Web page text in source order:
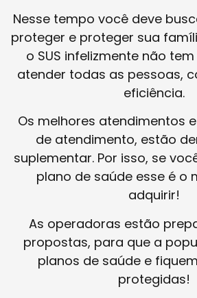
Nesse tempo você deve
proteger e proteger sua
o SUS infelizmente não
atender todas as pessoas,
eficiência.
Os melhores atendimentos
de atendimento, estão
suplementar. Por isso, se
plano de saúde esse é o
adquirir!
As operadoras estão
propostas, para que a
planos de saúde e
protegidas!